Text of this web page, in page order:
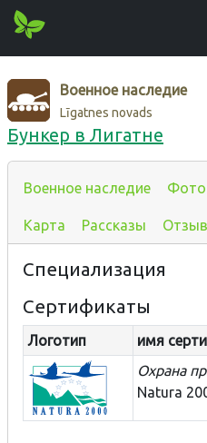
Военное наследие
Līgatnes novads
Бункер в Лигатне
Военное наследие Фото
Карта Рассказы
Специализация
Сертификаты
Логотип имя
Охрана
Natura